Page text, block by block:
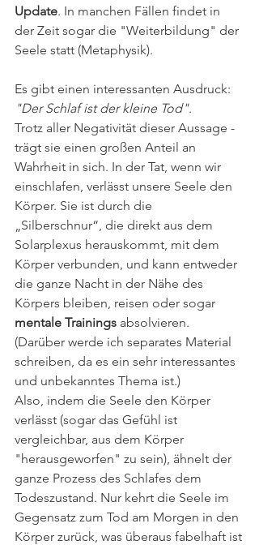
Update. In manchen Fällen findet in
der Zeit sogar die "Weiterbildung" der
Seele statt (Metaphysik).
Es gibt einen interessanten Ausdruck:
"Der Schlaf ist der kleine Tod".
Trotz aller Negativität dieser Aussage -
trägt sie einen großen Anteil an
Wahrheit in sich. In der Tat, wenn wir
einschlafen, verlässt unsere Seele den
Körper. Sie ist durch die
„Silberschnur“, die direkt aus dem
Solarplexus herauskommt, mit dem
Körper verbunden, und kann entweder
die ganze Nacht in der Nähe des
Körpers bleiben, reisen oder sogar
mentale Trainings absolvieren.
(Darüber werde ich separates Material
schreiben, da es ein sehr interessantes
und unbekanntes Thema ist.)
Also, indem die Seele den Körper
verlässt (sogar das Gefühl ist
vergleichbar, aus dem Körper
"herausgeworfen" zu sein), ähnelt der
ganze Prozess des Schlafes dem
Todeszustand. Nur kehrt die Seele im
Gegensatz zum Tod am Morgen in den
Körper zurück, was überaus fabelhaft ist